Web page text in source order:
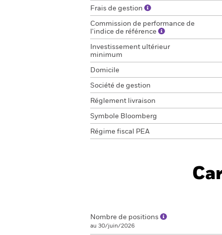
Frais de gestion
Commission de performance de
l'indice de référence
Investissement ultérieur
minimum
Domicile
Société de gestion
Réglement livraison
Symbole Bloomberg
Régime fiscal PEA
Nombre de positions
au 30/juin/2026